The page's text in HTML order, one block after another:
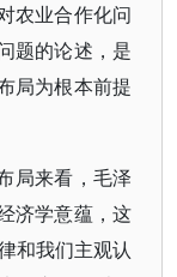
农业合作化问
题的论述，是
局为根本前提
局来看，毛泽
济学意蕴，这
和我们主观认